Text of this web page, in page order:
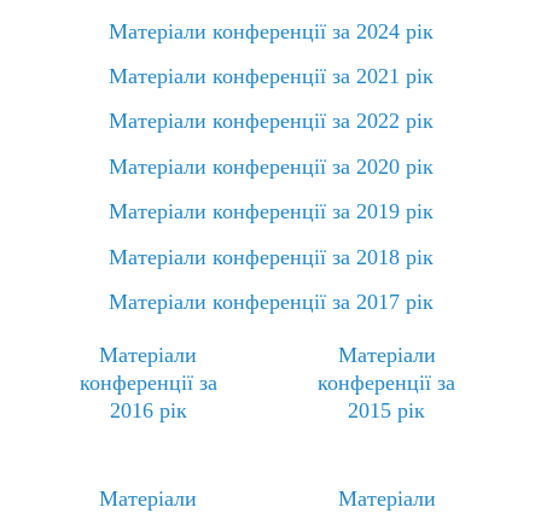
Матеріали конференції за 2024 рік
Матеріали конференції за 2021 рік
Матеріали конференції за 2022 рік
Матеріали конференції за 2020 рік
Матеріали конференції за 2019 рік
Матеріали конференції за 2018 рік
Матеріали конференції за 2017 рік
Матеріали
конференції за
2016 рік
Матеріали
конференції за
2015 рік
Матеріали
Матеріали